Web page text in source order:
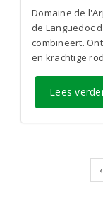
Domaine de
de Languedoc
combineert.
en krachtige
Lees
‹